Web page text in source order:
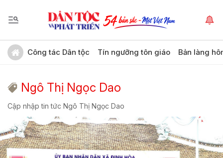
Công tác Dân tộc Tín ngưỡng tôn giáo Bản làng
Ngô Thị Ngọc Dao
Cập nhập tin tức Ngô Thị Ngọc Dao